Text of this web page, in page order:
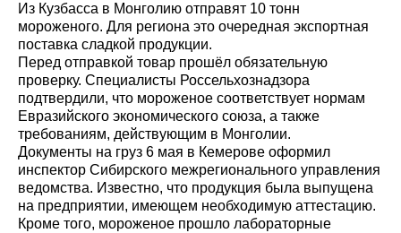
Из Кузбасса в Монголию отправят 10 тонн
мороженого. Для региона это очередная экспортная
поставка сладкой продукции.
Перед отправкой товар прошёл обязательную
проверку. Специалисты Россельхознадзора
подтвердили, что мороженое соответствует нормам
Евразийского экономического союза, а также
требованиям, действующим в Монголии.
Документы на груз 6 мая в Кемерове оформил
инспектор Сибирского межрегионального управления
ведомства. Известно, что продукция была выпущена
на предприятии, имеющем необходимую аттестацию.
Кроме того, мороженое прошло лабораторные